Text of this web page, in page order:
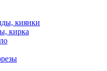
киянки
кирка